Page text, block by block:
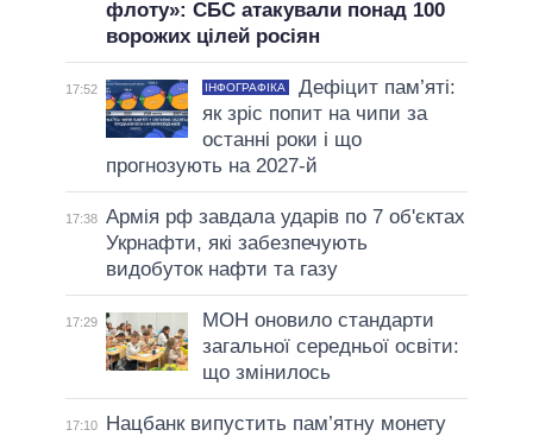
флоту»: СБС атакували понад 100
ворожих цілей росіян
17:52 ІНФОГРАФІКА
Дефіцит пам’яті:
як зріс попит на чипи за
останні роки і що
прогнозують на 2027-й
17:38 Армія рф завдала ударів по 7 об'єктах
Укрнафти, які забезпечують
видобуток нафти та газу
17:29
МОН оновило стандарти
загальної середньої освіти:
що змінилось
17:10
Нацбанк випустить пам’ятну монету